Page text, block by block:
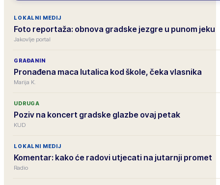
LOKALNI MEDIJ
Foto reportaža: obnova gradske jezgre u punom jeku
Jakovlje portal
GRAĐANIN
Pronađena maca lutalica kod škole, čeka vlasnika
Marija K.
UDRUGA
Poziv na koncert gradske glazbe ovaj petak
KUD
LOKALNI MEDIJ
Komentar: kako će radovi utjecati na jutarnji promet
Radio